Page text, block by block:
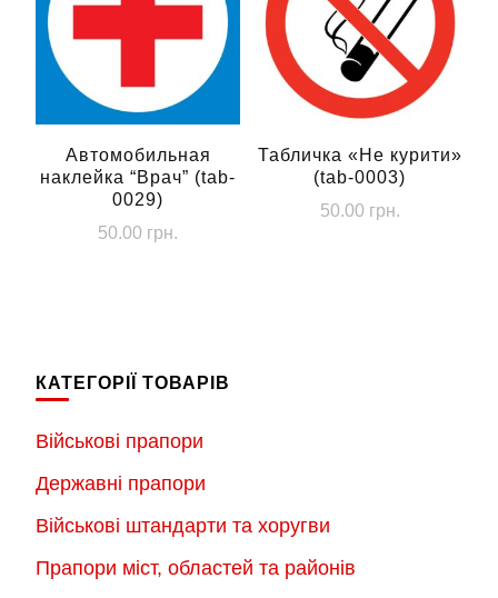
Автомобильная
наклейка “Врач” (tab-
0029)
50.00 грн.
Табличка «Не курити»
(tab-0003)
50.00 грн.
КАТЕГОРІЇ ТОВАРІВ
Військові прапори
Державні прапори
Військові штандарти та хоругви
Прапори міст, областей та районів